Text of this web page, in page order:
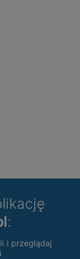
:
i przeglądaj